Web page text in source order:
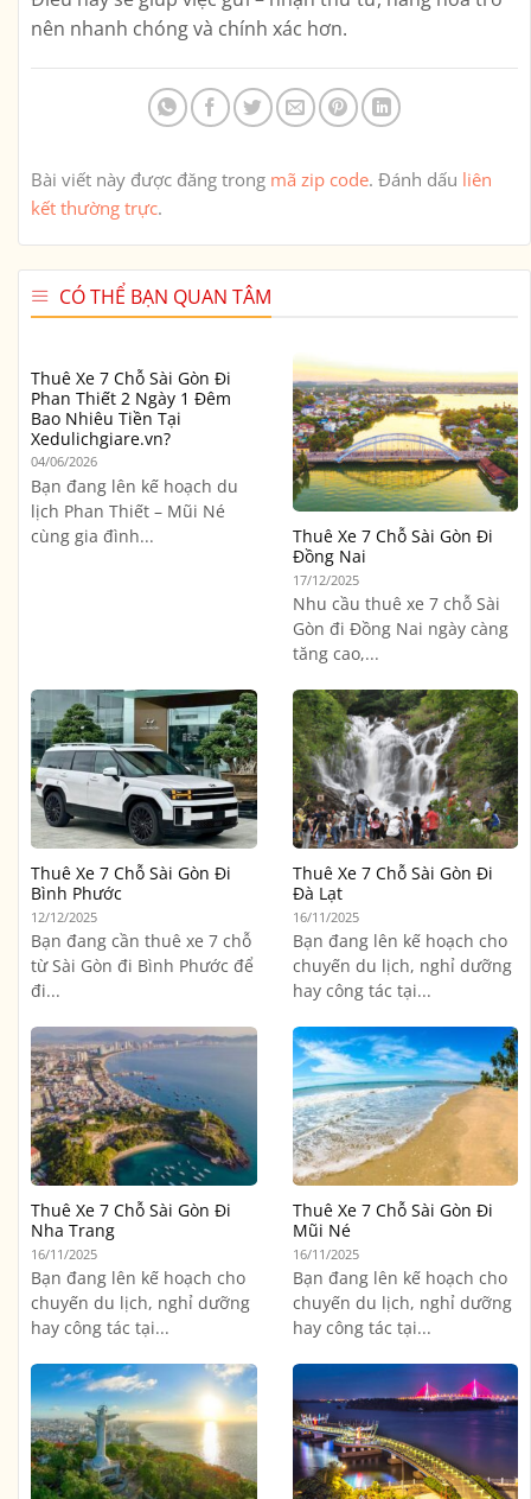
nên nhanh chóng và chính xác hơn.
Bài viết này được đăng trong mã zip code. Đánh dấu liên
kết thường trực.
CÓ THỂ BẠN QUAN TÂM
Thuê Xe 7 Chỗ Sài Gòn Đi
Phan Thiết 2 Ngày 1 Đêm
Bao Nhiêu Tiền Tại
Xedulichgiare.vn?
04/06/2026
Bạn đang lên kế hoạch du
lịch Phan Thiết – Mũi Né
cùng gia đình...
Thuê Xe 7 Chỗ Sài Gòn Đi
Đồng Nai
17/12/2025
Nhu cầu thuê xe 7 chỗ Sài
Gòn đi Đồng Nai ngày càng
tăng cao,...
Thuê Xe 7 Chỗ Sài Gòn Đi
Bình Phước
12/12/2025
Bạn đang cần thuê xe 7 chỗ
từ Sài Gòn đi Bình Phước để
đi...
Thuê Xe 7 Chỗ Sài Gòn Đi
Đà Lạt
16/11/2025
Bạn đang lên kế hoạch cho
chuyến du lịch, nghỉ dưỡng
hay công tác tại...
Thuê Xe 7 Chỗ Sài Gòn Đi
Nha Trang
16/11/2025
Bạn đang lên kế hoạch cho
chuyến du lịch, nghỉ dưỡng
hay công tác tại...
Thuê Xe 7 Chỗ Sài Gòn Đi
Mũi Né
16/11/2025
Bạn đang lên kế hoạch cho
chuyến du lịch, nghỉ dưỡng
hay công tác tại...